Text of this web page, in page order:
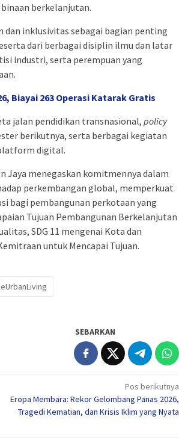
berkelanjutan.
dan inklusivitas sebagai bagian penting
dari berbagai disiplin ilmu dan latar
industri, serta perempuan yang
Biayai 263 Operasi Katarak Gratis
jalan pendidikan transnasional, policy
berikutnya, serta berbagai kegiatan
digital.
Jaya menegaskan komitmennya dalam
perkembangan global, memperkuat
bagi pembangunan perkotaan yang
Tujuan Pembangunan Berkelanjutan
SDG 11 mengenai Kota dan
untuk Mencapai Tujuan.
SEBARKAN
Pos berikutnya
Eropa Membara: Rekor Gelombang Panas 2026,
Tragedi Kematian, dan Krisis Iklim yang Nyata